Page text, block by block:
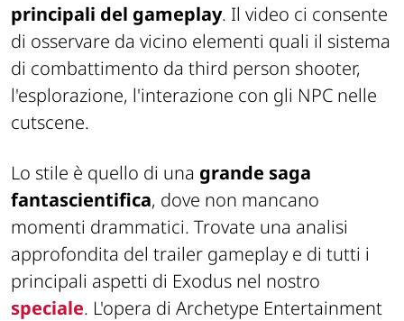
principali del gameplay. Il video ci consente
di osservare da vicino elementi quali il sistema
di combattimento da third person shooter,
l'esplorazione, l'interazione con gli NPC nelle
cutscene.
Lo stile è quello di una grande saga
fantascientifica, dove non mancano
momenti drammatici. Trovate una analisi
approfondita del trailer gameplay e di tutti i
principali aspetti di Exodus nel nostro
speciale. L'opera di Archetype Entertainment